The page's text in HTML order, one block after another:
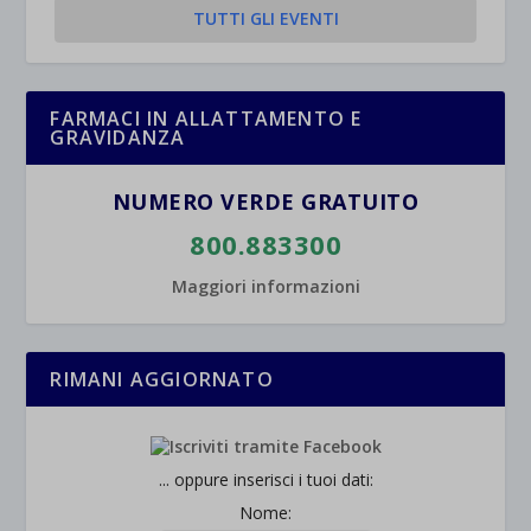
TUTTI GLI EVENTI
FARMACI IN ALLATTAMENTO E
GRAVIDANZA
NUMERO VERDE GRATUITO
800.883300
Maggiori informazioni
RIMANI AGGIORNATO
... oppure inserisci i tuoi dati:
Nome: